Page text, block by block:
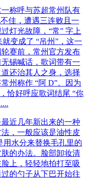
称呼与苏超常州队有
佳，遭遇三连败且一
灯光故障，“常” 字上
变成了 “吊州”，这一
赛前，常州官方发布
锡喊话，歌词带有一
还治其人之身，选择
州称作 “阿 D”。因为
恰好呼应歌词结尾 “你
近几年新出来的一种
，一般应该是油性皮
用水分来替换毛孔里的
的办法。脸部卸妆清
上，轻轻地拍打至吸
的勺子从下巴开始往